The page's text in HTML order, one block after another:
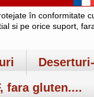
în conformitate
si pe orice suport,
fara gluten....